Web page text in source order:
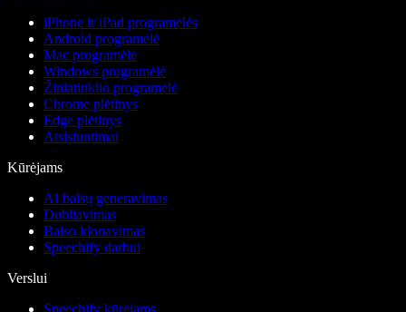
iPhone ir iPad programėlės
Android programėlė
Mac programėlė
Windows programėlė
Žiniatinklio programėlė
Chrome plėtinys
Edge plėtinys
Atsisiuntimai
Kūrėjams
AI balsų generavimas
Dubliavimas
Balso klonavimas
Speechify darbui
Verslui
Speechify kūrėjams